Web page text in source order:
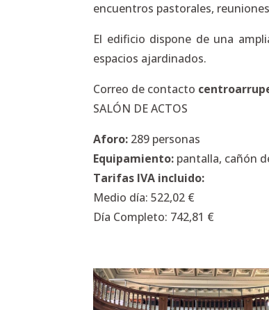
encuentros pastorales,
El edificio dispone de una
espacios ajardinados.
Correo de contacto
SALÓN DE ACTOS
Aforo: 289 personas
Equipamiento: pantalla, cañón
Tarifas IVA incluido:
Medio día: 522,02 €
Día Completo: 742,81 €